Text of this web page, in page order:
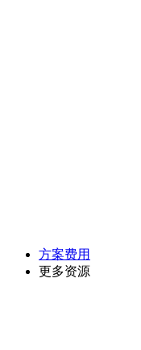
方案费用
更多资源